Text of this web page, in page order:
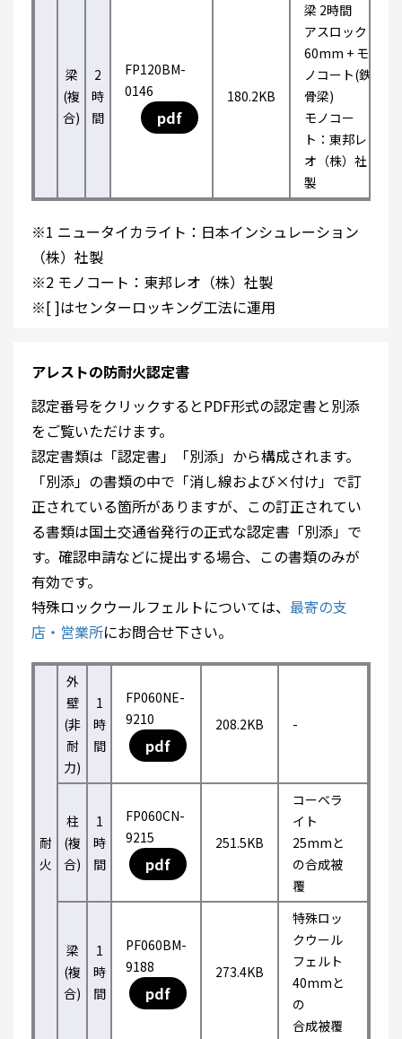
梁
(複
合)
2
時
間
FP120BM-
0146
pdf
180.2KB
梁 2時間
アスロック
60mm + モ
ノコート(鉄
骨梁)
モノコー
ト：東邦レ
オ（株）社
製
※1 ニュータイカライト：日本インシュレーション
（株）社製
※2 モノコート：東邦レオ（株）社製
※[ ]はセンターロッキング工法に運用
アレストの防耐火認定書
認定番号をクリックするとPDF形式の認定書と別添
をご覧いただけます。
認定書類は「認定書」「別添」から構成されます。
「別添」の書類の中で「消し線および×付け」で訂
正されている箇所がありますが、この訂正されてい
る書類は国土交通省発行の正式な認定書「別添」で
す。確認申請などに提出する場合、この書類のみが
有効です。
特殊ロックウールフェルトについては、 最寄の支
店・営業所にお問合せ下さい。
耐
火
外
壁
(非
耐
力)
1
時
間
FP060NE-
9210
pdf
208.2KB -
柱
(複
合)
1
時
間
FP060CN-
9215
pdf
251.5KB
コーベラ
イト
25mmと
の合成被
覆
梁
(複
合)
1
時
間
PF060BM-
9188
pdf
273.4KB
特殊ロッ
クウール
フェルト
40mmと
の
合成被覆